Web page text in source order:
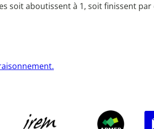
soit aboutissent à 1, soit finissent